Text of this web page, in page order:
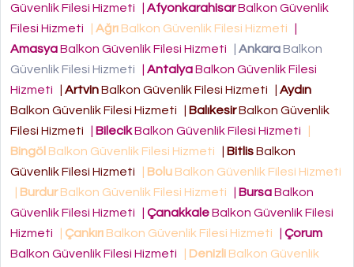
Güvenlik Filesi Hizmeti
AfyonkarahisarBalkon Güvenlik
Filesi Hizmeti
Ağrı Balkon Güvenlik Filesi Hizmeti
AmasyaBalkon Güvenlik Filesi Hizmeti AnkaraBalkon
Güvenlik Filesi Hizmeti
AntalyaBalkon Güvenlik Filesi
Hizmeti
ArtvinBalkon Güvenlik Filesi Hizmeti
Aydın
Balkon Güvenlik Filesi Hizmeti
BalıkesirBalkon Güvenlik
Filesi Hizmeti
BilecikBalkon Güvenlik Filesi Hizmeti
Bingöl Balkon Güvenlik Filesi Hizmeti BitlisBalkon
Güvenlik Filesi Hizmeti
Bolu Balkon Güvenlik Filesi Hizmeti
BurdurBalkon Güvenlik Filesi Hizmeti BursaBalkon
Güvenlik Filesi Hizmeti
ÇanakkaleBalkon Güvenlik Filesi
Hizmeti
Çankırı Balkon Güvenlik Filesi Hizmeti
Çorum
Balkon Güvenlik Filesi Hizmeti
Denizli Balkon Güvenlik